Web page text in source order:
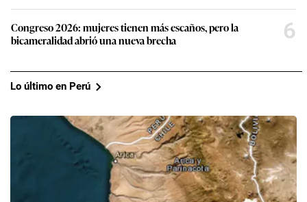
Congreso 2026: mujeres tienen más escaños, pero la
bicameralidad abrió una nueva brecha
6
Lo último en Perú